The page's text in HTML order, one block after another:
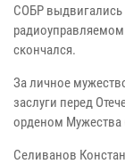
СОБР выдвигались
скончался.
За личное
заслуги перед
орденом Мужества
Селиванов